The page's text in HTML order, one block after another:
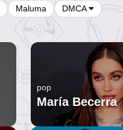
Maluma DMCA
pop
María Becerra